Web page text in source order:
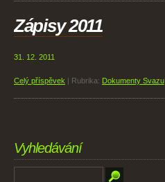
Zápisy 2011
31. 12. 2011
Celý příspěvek Rubrika: Dokumenty Svazu
Vyhledávání